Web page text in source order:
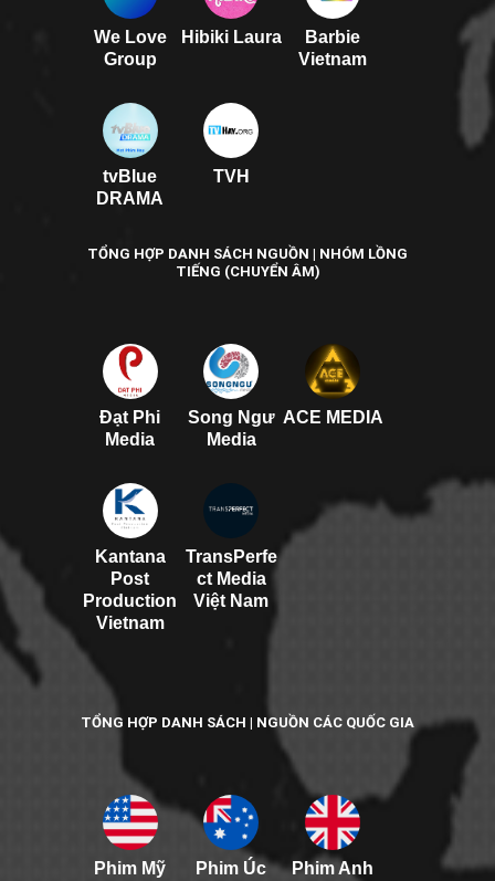
We Love
Group
Hibiki Laura
Barbie
Vietnam
tvBlue
DRAMA
TVH
TỔNG HỢP DANH SÁCH NGUỒN | NHÓM LỒNG
TIẾNG (CHUYỂN ÂM)
Đạt Phi
Media
Song Ngư
Media
ACE MEDIA
Kantana
Post
Production
Vietnam
TransPerfe
ct Media
Việt Nam
TỔNG HỢP DANH SÁCH | NGUỒN CÁC QUỐC GIA
Phim Mỹ Phim Úc Phim Anh